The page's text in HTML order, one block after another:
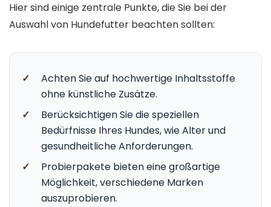
Hier sind einige zentrale Punkte, die Sie bei der
Auswahl von Hundefutter beachten sollten:
✓
Achten Sie auf hochwertige Inhaltsstoffe
ohne künstliche Zusätze.
✓
Berücksichtigen Sie die speziellen
Bedürfnisse Ihres Hundes, wie Alter und
gesundheitliche Anforderungen.
✓
Probierpakete bieten eine großartige
Möglichkeit, verschiedene Marken
auszuprobieren.